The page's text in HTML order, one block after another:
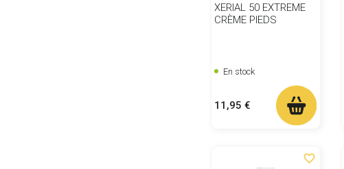
XERIAL 50 EXTREME
CRÈME PIEDS
En stock
Prix
11,95 €
favorite_border